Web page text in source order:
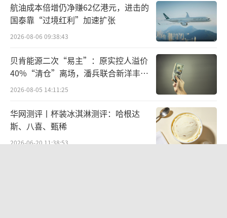
长安汽车表示，未来将快速推进新能源板
块发展，到2025年，长安系中国品牌将推出27
款全新新能源产品，其中长安启源将面向全球
推出10款全新数智进化新汽车产品，深蓝汽车
推出S7等6款产品，阿维塔推出E12等4款产
靓丽财报背后的灵魂拷问
航油成本倍增仍净赚62亿港元，进击的
国泰靠“过境红利”加速扩张
2026-08-06 09:38:43
贝肯能源二次“易主”：原实控人溢价
40%“清仓”离场，潘兵联合新洋丰、
宏科百世拟入主
2026-08-05 14:11:25
华网测评丨杯装冰淇淋测评：哈根达
斯、八喜、甄稀
2026-06-20 11:38:53